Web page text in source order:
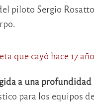
piloto Sergio
a una
para los equipos